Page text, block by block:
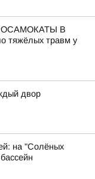
В
тяжёлых травм у
двор
на "Солёных